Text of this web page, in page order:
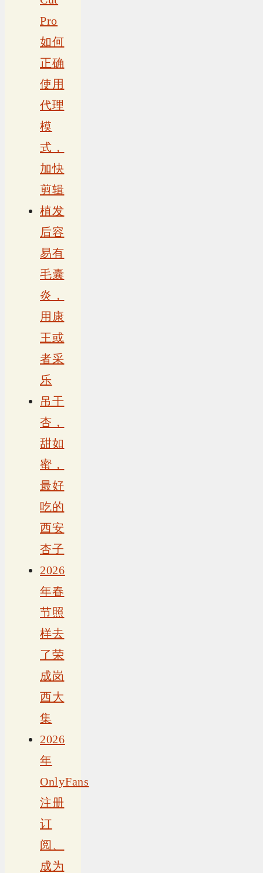
Pro
如何
正确
使用
代理
模
式，
加快
剪辑
植发
后容
易有
毛囊
炎，
用康
王或
者采
乐
吊干
杏，
甜如
蜜，
最好
吃的
西安
杏子
2026
年春
节照
样去
了荣
成岗
西大
集
2026
年
OnlyFans
注册
订
阅、
成为